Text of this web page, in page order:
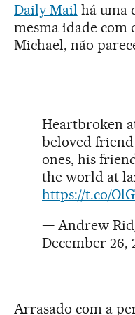
Daily Mail há uma
mesma idade com
Michael, não
Heartbroken
beloved friend
ones, his
the world at
https://t.co/
— Andrew
December 26,
Arrasado com a